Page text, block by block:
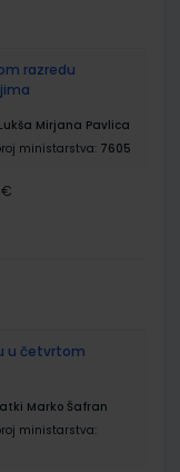
razredu
Mirjana Pavlica
ministarstva: 7605
€
u četvrtom
Marko Šafran
ministarstva: